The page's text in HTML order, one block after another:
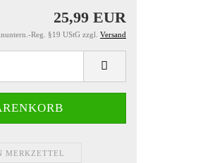
25,99 EUR
Reg. §19 UStG zzgl. Versand
MERKZETTEL